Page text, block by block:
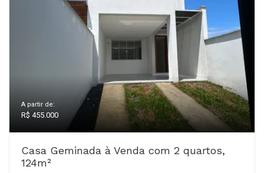
A partir de:
R$ 455.000
Casa Geminada à Venda com 2 quartos,
124m²